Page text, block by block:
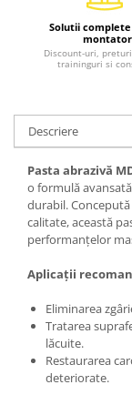
Solutii
Discount-uri,
traininguri si
Descriere
Pasta abrazivă
o formulă
durabil.
calitate, această
performanțelor
Aplicații
Eliminarea
Tratarea
lăcuite.
Restaurarea
deteriorate.